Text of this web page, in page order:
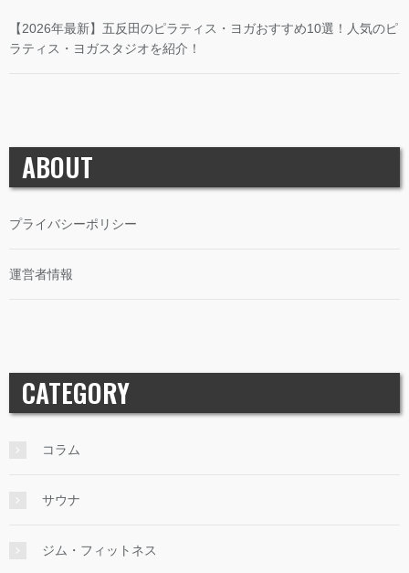
【2026年最新】五反田のピラティス・ヨガおすすめ10選！人気のピ
ラティス・ヨガスタジオを紹介！
ABOUT
プライバシーポリシー
運営者情報
CATEGORY
コラム
サウナ
ジム・フィットネス